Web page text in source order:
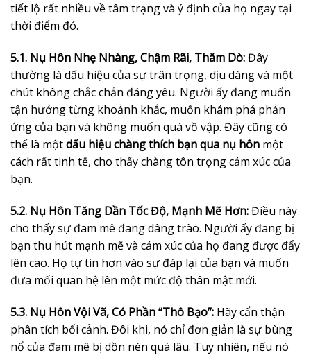
tiết lộ rất nhiều về tâm trạng và ý định của họ ngay tại
thời điểm đó.
5.1. Nụ Hôn Nhẹ Nhàng, Chậm Rãi, Thăm Dò:Đây
thường là dấu hiệu của sự trân trọng, dịu dàng và một
chút không chắc chắn đáng yêu. Người ấy đang muốn
tận hưởng từng khoảnh khắc, muốn khám phá phản
ứng của bạn và không muốn quá vồ vập. Đây cũng có
thể là mộtdấu hiệu chàng thích bạn qua nụ hôn một
cách rất tinh tế, cho thấy chàng tôn trọng cảm xúc của
bạn.
5.2. Nụ Hôn Tăng Dần Tốc Độ, Mạnh Mẽ Hơn:Điều này
cho thấy sự đam mê đang dâng trào. Người ấy đang bị
bạn thu hút mạnh mẽ và cảm xúc của họ đang được đẩy
lên cao. Họ tự tin hơn vào sự đáp lại của bạn và muốn
đưa mối quan hệ lên một mức độ thân mật mới.
5.3. Nụ Hôn Vội Vã, Có Phần “Thô Bạo”: Hãy cẩn thận
phân tích bối cảnh. Đôi khi, nó chỉ đơn giản là sự bùng
nổ của đam mê bị dồn nén quá lâu. Tuy nhiên, nếu nó